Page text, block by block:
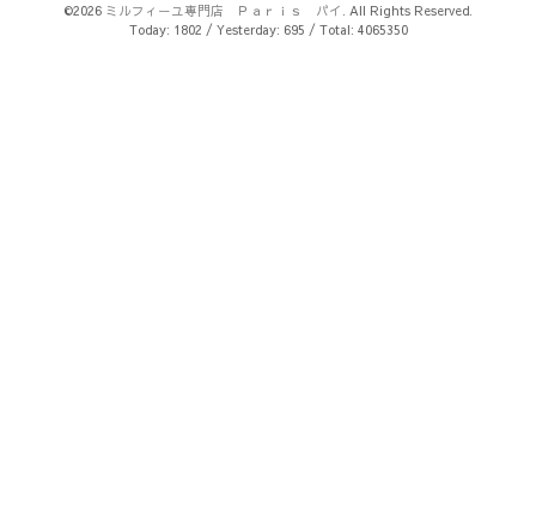
©2026 ミルフィーユ専門店 Ｐａｒｉｓ パイ . All Rights Reserved.
Today: 1802 / Yesterday: 695 / Total: 4065350